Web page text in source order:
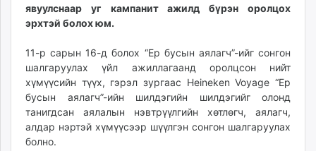
shudarga.mn
shuurhai.mn
unuudur.mn
isee.mn
mglradio.com
fact.mn
itoim.mn
tumen.mn
явуулснаар уг кампанит ажилд бүрэн оролцох
эрхтэй болох юм.
11-р сарын 16-д болох “Ер бусын аялагч”-ийг сонгон
шалгаруулах үйл ажиллагаанд оролцсон нийт
хүмүүсийн түүх, гэрэл зургаас Heineken Voyage “Ер
бусын аялагч”-ийн шилдэгийн шилдэгийг олонд
танигдсан аялалын нэвтрүүлгийн хөтлөгч, аялагч,
алдар нэртэй хүмүүсээр шүүлгэн сонгон шалгаруулах
болно.